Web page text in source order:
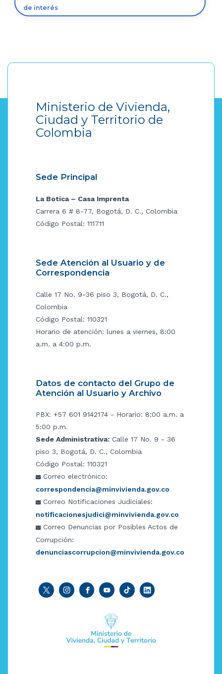
de interés
Ministerio de Vivienda,
Ciudad y Territorio de
Colombia
Sede Principal
La Botica – Casa Imprenta
Carrera 6 # 8-77, Bogotá, D. C., Colombia
Código Postal: 111711
Sede Atención al Usuario y de
Correspondencia
Calle 17 No. 9-36 piso 3, Bogotá, D. C.,
Colombia
Código Postal: 110321
Horario de atención: lunes a viernes, 8:00
a.m. a 4:00 p.m.
Datos de contacto del Grupo de
Atención al Usuario y Archivo
PBX: +57 601 9142174 - Horario: 8:00 a.m. a
5:00 p.m.
Sede Administrativa: Calle 17 No. 9 - 36
piso 3, Bogotá, D. C., Colombia
Código Postal: 110321
Correo electrónico:
correspondencia@minvivienda.gov.co
Correo Notificaciones Judiciales:
notificacionesjudici@minvivienda.gov.co
Correo Denuncias por Posibles Actos de
Corrupción:
denunciascorrupcion@minvivienda.gov.co